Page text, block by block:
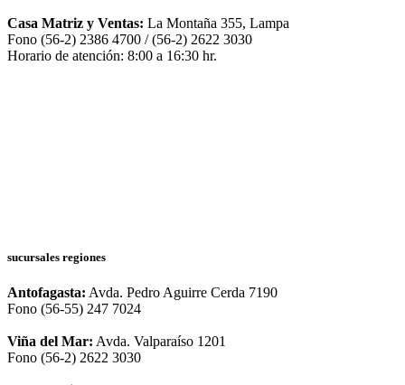
Casa Matriz y Ventas: La Montaña 355, Lampa
Fono (56-2) 2386 4700 / (56-2) 2622 3030
Horario de atención: 8:00 a 16:30 hr.
sucursales regiones
Antofagasta: Avda. Pedro Aguirre Cerda 7190
Fono (56-55) 247 7024
Viña del Mar: Avda. Valparaíso 1201
Fono (56-2) 2622 3030